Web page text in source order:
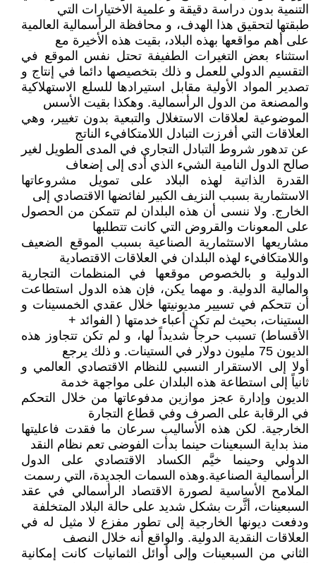
التنمية بدون دراسة دقيقة و علمية الاختيارات التي
طبقتها لتحقيق هذا الهدف، و محافظة الرأسمالية العالمية
على أهم مواقعها بهذه البلاد، بقيت هذه الأخيرة مع
استثناء بعض التغيرات الطفيفة تحتل نفس الموقع في
التقسيم الدولي للعمل و ذلك بتخصيصها دائما في إنتاج و
تصدير المواد الأولية مقابل استيرادها للسلع الاستهلاكية
والمصنعة من الدول الرأسمالية. وهكذا بقيت الأسس
الموضوعية لعلاقات الاستغلال والتبعية بدون تغيير، وهي
العلاقات التي أفرزت التبادل اللامتكافيء الناتج
عن تدهور شروط التبادل التجاري في المدى الطويل لغير
صالح الدول النامية الشيء الذي أدى إلى إضعاف
القدرة الذاتية لهذه البلاد على تمويل مشروعاتها
الاستثمارية بسبب النزيف الكبير لفائضها الاقتصادي إلى
الخارج. ولا ننسى أن هذه البلدان لم تتمكن من الحصول
على المعونات والقروض التي كانت تتطلبها
مشاريعها الاستثمارية الصناعية بسبب الموقع الضعيف
واللامتكافيء لهذه البلدان في العلاقات الاقتصادية
الدولية و بالخصوص موقعها في المنظمات التجارية
والمالية الدولية. و مهما يكن، فإن هذه الدول استطاعت
أن تتحكم في تسيير مديونيتها خلال عقدي الخمسينات و
الستينات، بحيث لم تكن أعباء خدمتها ( الفوائد +
الأقساط) تسبب حرجاً شديداً لها، و لم تكن تتجاوز هذه
الديون 75 مليون دولار في الستينات. و ذلك يرجع
أولا إلى الاستقرار النسبي للنظام الاقتصادي العالمي و
ثانياً إلى استطاعة هذه البلدان على مواجهة خدمة
الديون وإدارة عجز موازين مدفوعاتها من خلال التحكم
في الرقابة على الصرف وفي قطاع التجارة
الخارجية. لكن هذه الأساليب سرعان ما فقدت فاعليتها
منذ بداية السبعينات حينما بدأت الفوضى تعم نظام النقد
الدولي وحينما خيَّم الكساد الاقتصادي على الدول
الرأسمالية الصناعية.وهذه السمات الجديدة، التي رسمت
الملامح الأساسية لصورة الاقتصاد الرأسمالي في عقد
السبعينات، أثَّرت بشكل شديد على حالة البلاد المتخلفة
ودفعت ديونها الخارجية إلى تطور مفزع لا مثيل له في
العلاقات النقدية الدولية. والواقع أنه خلال النصف
الثاني من السبعينات وإلى أوائل الثمانيات كانت إمكانية